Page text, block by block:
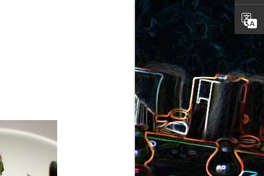
Canistrelli aux amandes et
aux noisettes